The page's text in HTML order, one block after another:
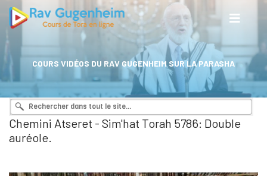
COURS VIDÉOS DU RAV GUGENHEIM SUR LA PARASHA
Chemini Atseret - Sim'hat Torah 5786: Double
auréole.